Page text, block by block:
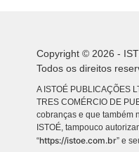
Copyright © 2026 -
Todos os direitos
A ISTOÉ PUBLICAÇÕES
TRES COMÉRCIO DE
cobranças e que também
ISTOÉ, tampouco
“https://istoe.com.br” e